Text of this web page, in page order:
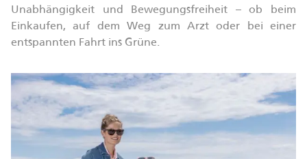
Unabhängigkeit und Bewegungsfreiheit – ob beim
Einkaufen, auf dem Weg zum Arzt oder bei einer
entspannten Fahrt ins Grüne.